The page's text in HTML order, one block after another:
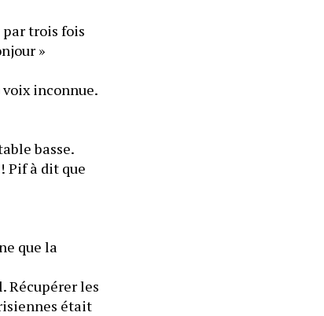
par trois fois
»
voix inconnue.
basse.
Pif à dit que
que la
Récupérer les
était